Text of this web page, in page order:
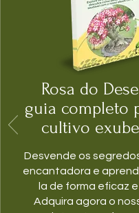
Rosa do
guia completo
cultivo
Desvende os
encantadora e
la de forma eficaz
Adquira agora o